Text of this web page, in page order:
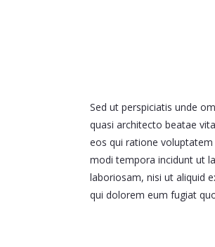
Sed ut perspiciatis unde
quasi architecto beatae
eos qui ratione
modi tempora incidunt ut
laboriosam, nisi ut aliquid
qui dolorem eum fugiat